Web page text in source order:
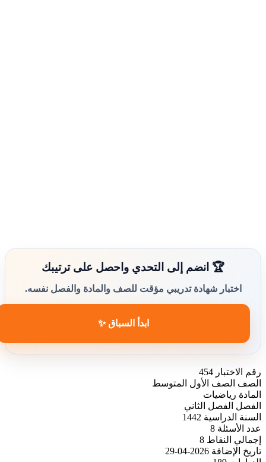
🏆 انضم إلى التحدي واحصل على ترتيبك
اختبار شهادة تدريبي مؤقت للصف والمادة والفصل نفسه.
ابدأ السباق ✨
رقم الاختبار 454
الصف
الصف الأول المتوسط
المادة رياضيات
الفصل
الفصل الثاني
السنة الدراسية 1442
عدد الأسئلة 8
إجمالي النقاط 8
تاريخ الإضافة 2026-04-29